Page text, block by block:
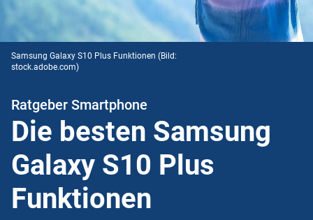
Samsung Galaxy S10 Plus Funktionen (Bild:
stock.adobe.com)
Ratgeber Smartphone
Die besten Samsung
Galaxy S10 Plus
Funktionen